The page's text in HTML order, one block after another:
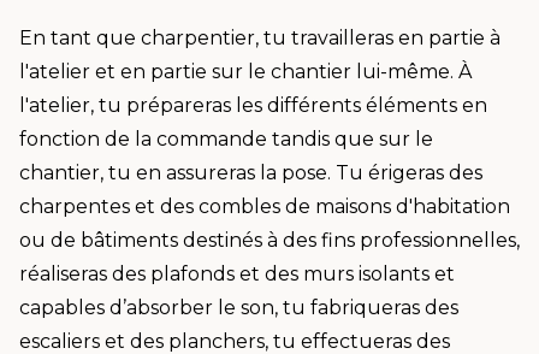
En tant que charpentier, tu travailleras en partie à
l'atelier et en partie sur le chantier lui-même. À
l'atelier, tu prépareras les différents éléments en
fonction de la commande tandis que sur le
chantier, tu en assureras la pose. Tu érigeras des
charpentes et des combles de maisons d'habitation
ou de bâtiments destinés à des fins professionnelles,
réaliseras des plafonds et des murs isolants et
capables d’absorber le son, tu fabriqueras des
escaliers et des planchers, tu effectueras des